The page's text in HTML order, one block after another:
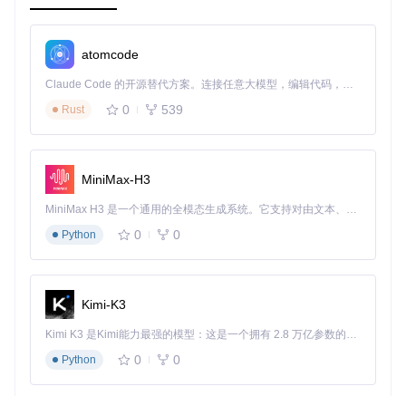
式
用
务）
部署复
中（需启动服务并通
过浏览器访问）
低（直接执行Python
脚本）
理能力
参数化调用）
适用环
境
交互配置场景
技术依
Python、Web服务
Python运行时环境
选型建议：桌面用户优先选择Web图形界面工具，通过直观的
表单配置生成授权码；服务器环境或需要批量处理的场景，命
令行工具更为高效，可通过脚本集成实现自动化授权管理。
实施指南：授权工具部署与操作流程
环境准备与依赖配置
atomcode
Claude Code 的开源替代方案。连接任意大模型，编辑代码，运行命令，自动验证 — 全自动执行。用 Rust 构建，极致性能。 ｜ An open-source alternative to Claude Code. Connect any LLM, edit code, run commands, and verify changes — autonomously. Built in Rust for speed. Get Started
Rust
0 539
MiniMax-H3
MiniMax H3 是一个通用的全模态生成系统。它支持对由文本、图像、视频和音频组成的多模态上下文进行统一理解，并能生成分辨率高达 2K、时长可达 15 秒的带原生立体声音频的视频。得益于面向任务泛化的系统设计，H3 在预训练阶段就已具备广泛的多模态上下文理解与生成能力，能够出色地执行复杂的多模态指令。
Python
0 0
Kimi-K3
Kimi K3 是Kimi能力最强的模型：这是一个拥有 2.8 万亿参数的混合专家（MoE）模型，具备原生视觉理解能力，并支持 100 万 token 的上下文窗口。
Python
0 0